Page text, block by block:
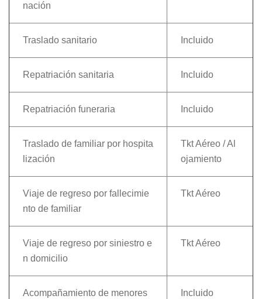
nación
Traslado sanitario Incluido
Repatriación sanitaria Incluido
Repatriación funeraria Incluido
Traslado de familiar por hospita
lización
Tkt Aéreo / Al
ojamiento
Viaje de regreso por fallecimie
nto de familiar
Tkt Aéreo
Viaje de regreso por siniestro e
n domicilio
Tkt Aéreo
Acompañamiento de menores Incluido